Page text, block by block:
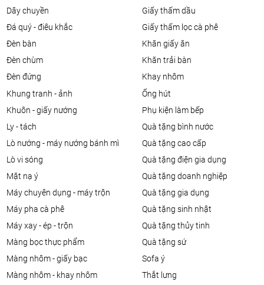
dây chuyền
đá quý - điêu khắc
đèn bàn
đèn chùm
đèn đứng
giấy thấm dầu
giấy thấm lọc cà phê
khăn giấy ăn
khăn trải bàn
khay nhôm
khung tranh - ảnh
khuôn - giấy nướng
ly - tách
lò nướng - máy nướng bánh mì
lò vi sóng
mặt nạ ý
máy chuyên dụng - máy trộn
máy pha cà phê
máy xay - ép - trộn
màng bọc thực phẩm
màng nhôm - giấy bạc
màng nhôm - khay nhôm
ống hút
phụ kiện làm bếp
quà tặng bình nước
quà tặng cao cấp
quà tặng điện gia dụng
quà tặng doanh nghiệp
quà tặng gia dụng
quà tặng sinh nhật
quà tặng thủy tinh
quà tặng sứ
sofa ý
thắt lưng